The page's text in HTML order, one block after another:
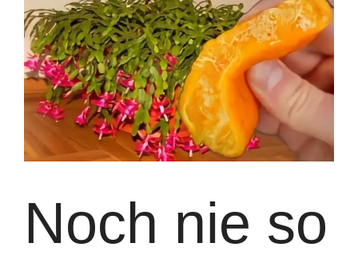
Noch nie so